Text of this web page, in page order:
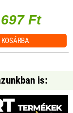
Ft
KOSÁRBA
is: